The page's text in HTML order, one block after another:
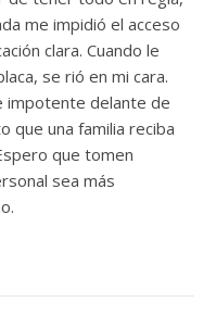
me impidió el acceso
clara. Cuando le
se rió en mi cara.
impotente delante de
que una familia reciba
que tomen
sea más